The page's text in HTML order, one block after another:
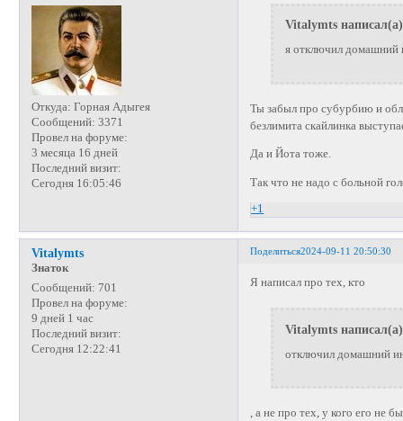
Откуда: Горная Адыгея
Сообщений: 3371
Провел на форуме:
3 месяца 16 дней
Последний визит:
Сегодня 16:05:46
Vitalymts
я отключил домашний
Ты забыл про субурбию и
безлимита скайлинка
Да и Йота тоже.
Так что не надо с больной
+1
Поделиться2024-09-11 20:50:30
Vitalymts
Знаток
Сообщений: 701
Провел на форуме:
9 дней 1 час
Последний визит:
Сегодня 12:22:41
Я написал про тех, кто
Vitalymts
отключил домашний
, а не про тех, у кого его не